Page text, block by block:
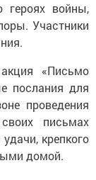
героях войны,
Участники
«Письмо
послания для
проведения
письмах
крепкого
домой.